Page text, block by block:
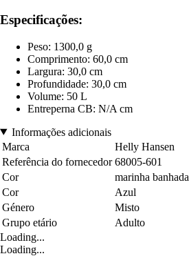
Especificações:
Peso: 1300,0 g
Comprimento: 60,0 cm
Largura: 30,0 cm
Profundidade: 30,0 cm
Volume: 50 L
Entreperna CB: N/A cm
Informações adicionais
Marca
Helly Hansen
Referência do fornecedor 68005-601
Cor
marinha banhada
Cor
Azul
Género
Misto
Grupo etário
Adulto
Loading...
Loading...